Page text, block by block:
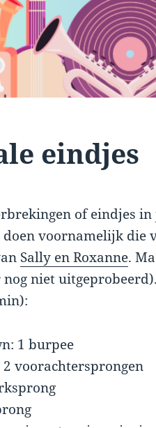
eindjes
of eindjes
voornamelijk die
Sally en Roxanne.
niet
1 burpee
2 voorachtersprongen